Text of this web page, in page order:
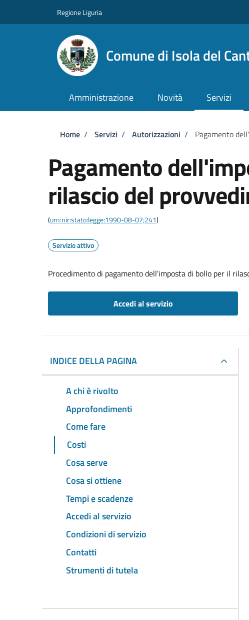
Regione Liguria
Comune di Isola del
Amministrazione Novità Servizi
Briciole di pane
Home / Servizi / Autorizzazioni / Pagamento
Pagamento
rilascio del
(urn:nir:stato:legge:1990-08-07;241)
Servizio attivo
Procedimento di pagamento dell'imposta di bollo per il
Accedi al servizio
INDICE DELLA PAGINA
A chi è rivolto
Approfondimenti
Come fare
Costi
Cosa serve
Cosa si ottiene
Tempi e scadenze
Accedi al servizio
Condizioni di servizio
Contatti
Strumenti di tutela